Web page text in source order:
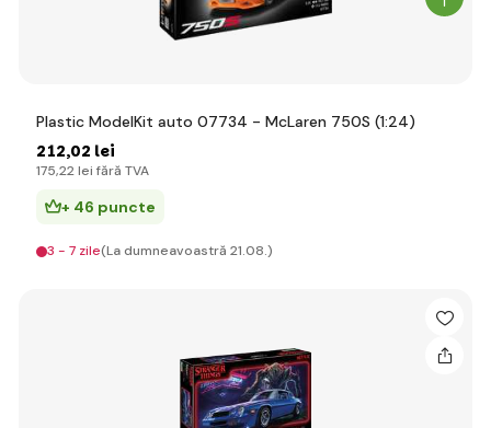
Plastic ModelKit auto 07734 - McLaren 750S (1:24)
212,02 lei
175,22 lei fără TVA
+ 46 puncte
3 - 7 zile(La dumneavoastră 21.08.)